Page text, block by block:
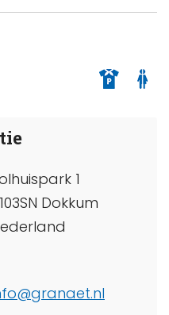
1
Dokkum